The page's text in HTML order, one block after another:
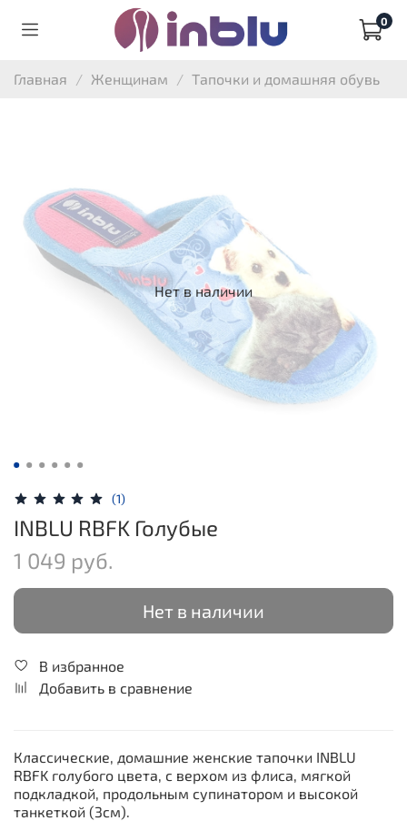
0
Главная Женщинам Тапочки и домашняя обувь
Нет в наличии
(1)
INBLU RBFK Голубые
1 049 руб.
Нет в наличии
В избранное
Добавить в сравнение
Классические, домашние женские тапочки INBLU
RBFK голубого цвета, с верхом из флиса, мягкой
подкладкой, продольным супинатором и высокой
танкеткой (3см).